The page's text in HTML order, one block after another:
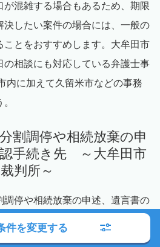
が混雑する場合もあるため、期限
決したい案件の場合には、一般の
ことをおすすめします。大牟田市
の相談にも対応している弁護士事
内に加えて久留米市などの事務
割調停や相続放棄の申
手続き先 ～大牟田市
判所～
調停や相続放棄の申述、遺言書の
、大牟田市の案件は福岡家庭裁判
います。これらの申立て等は自分
件を変更する